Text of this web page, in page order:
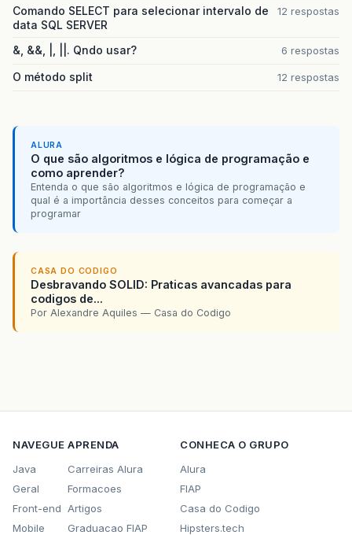
Comando SELECT para selecionar intervalo de
data SQL SERVER
12 respostas
&, &&, |, ||. Qndo usar? 6 respostas
O método split 12 respostas
ALURA
O que são algoritmos e lógica de programação e
como aprender?
Entenda o que são algoritmos e lógica de programação e
qual é a importância desses conceitos para começar a
programar
CASA DO CODIGO
Desbravando SOLID: Praticas avancadas para
codigos de...
Por Alexandre Aquiles — Casa do Codigo
NAVEGUE
Java
Geral
Front-end
Mobile
APRENDA
Carreiras Alura
Formacoes
Artigos
Graduacao FIAP
CONHECA O GRUPO
Alura
FIAP
Casa do Codigo
Hipsters.tech